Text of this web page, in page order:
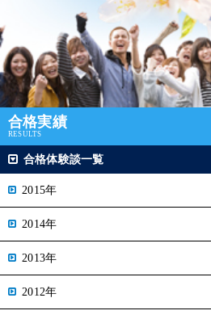
合格実績
RESULTS
合格体験談一覧
2015年
2014年
2013年
2012年